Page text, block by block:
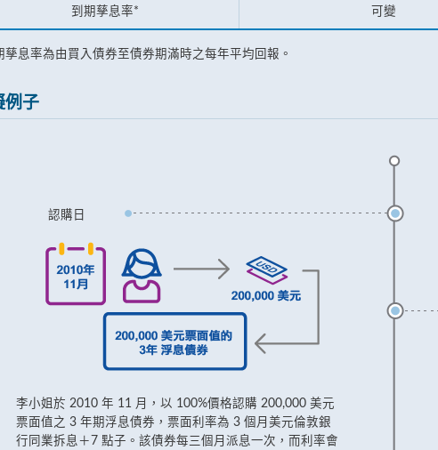
到期孳息率* 可變
孳息率為由買入債券至債券期滿時之每年平均回報。
例子
認購日
李小姐於 2010 年 11 月，以 100%價格認購 200,000 美元
票面值之 3 年期浮息債券，票面利率為 3 個月美元倫敦銀
行同業拆息＋7 點子。該債券每三個月派息一次，而利率會